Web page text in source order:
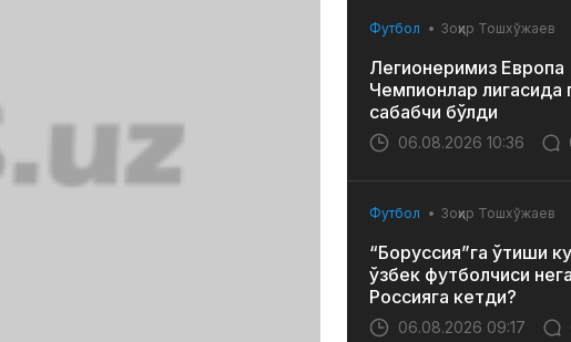
Футбол Зоҳир Тошхўжаев
Легионеримиз Европа
Чемпионлар лигасида
сабабчи бўлди
06.08.2026 10:36
Футбол Зоҳир Тошхўжаев
“Боруссия”га ўтиши
ўзбек футболчиси
Россияга кетди?
06.08.2026 09:17